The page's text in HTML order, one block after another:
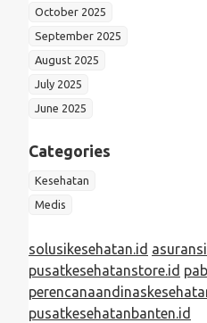
October 2025
September 2025
August 2025
July 2025
June 2025
Categories
Kesehatan
Medis
solusikesehatan.id
pusatkesehatanstore.id
pusatkesehatanbanten.id